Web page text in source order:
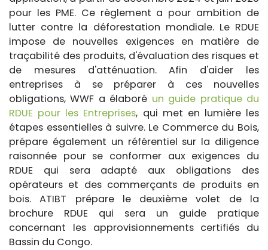
pour les PME. Ce règlement a pour ambition de
lutter contre la déforestation mondiale. Le RDUE
impose de nouvelles exigences en matière de
traçabilité des produits, d'évaluation des risques et
de mesures d'atténuation. Afin d'aider les
entreprises à se préparer à ces nouvelles
obligations, WWF a élaboré un guide pratique du
RDUE pour les Entreprises, qui met en lumière les
étapes essentielles à suivre. Le Commerce du Bois,
prépare également un référentiel sur la diligence
raisonnée pour se conformer aux exigences du
RDUE qui sera adapté aux obligations des
opérateurs et des commerçants de produits en
bois. ATIBT prépare le deuxième volet de la
brochure RDUE qui sera un guide pratique
concernant les approvisionnements certifiés du
Bassin du Congo.